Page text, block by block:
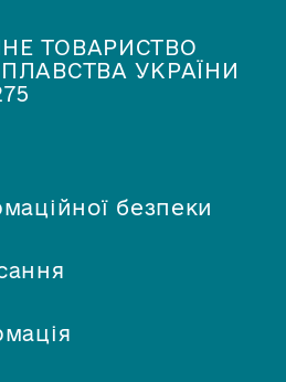
безпеки
ТОВАРИСТВО
УКРАЇНИ